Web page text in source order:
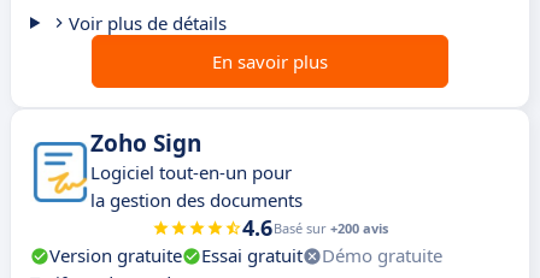
Voir plus de détails
En savoir plus
Zoho Sign
Logiciel tout-en-un pour
la gestion des documents
4.6Basé sur +200 avis
Version gratuite Essai gratuit
Démo gratuite